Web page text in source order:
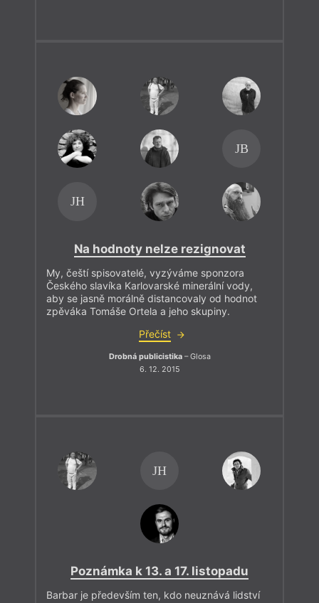
JB
JH
Na hodnoty nelze rezignovat
My, čeští spisovatelé, vyzýváme sponzora
Českého slavíka Karlovarské minerální vody,
aby se jasně morálně distancovaly od hodnot
zpěváka Tomáše Ortela a jeho skupiny.
Přečíst
Drobná publicistika– Glosa
6. 12. 2015
JH
Poznámka k 13. a 17. listopadu
Barbar je především ten, kdo neuznává lidství